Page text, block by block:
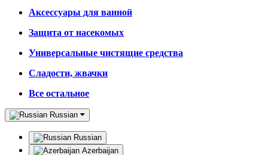
Аксессуары для ванной
Защита от насекомых
Универсальные чистящие средства
Сладости, жвачки
Все остальное
Russian
Russian
Azerbaijan